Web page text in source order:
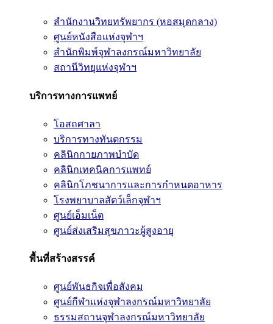
สำนักงานวิทยทรัพยากร (หอสมุดกลาง)
ศูนย์หนังสือแห่งจุฬาฯ
สำนักพิมพ์จุฬาลงกรณ์มหาวิทยาลัย
สถานีวิทยุแห่งจุฬาฯ
บริการทางการแพทย์
โอสถศาลา
บริการทางทันตกรรม
คลินิกกายภาพบำบัด
คลินิกเทคนิคการแพทย์
คลินิกโภชนาการและการกำหนดอาหาร
โรงพยาบาลสัตว์เล็กจุฬาฯ
ศูนย์เอ็มเน็ต
ศูนย์ส่งเสริมสุขภาวะผู้สูงอายุ
พื้นที่สร้างสรรค์
ศูนย์พันธกิจเพื่อสังคม
ศูนย์กีฬาแห่งจุฬาลงกรณ์มหาวิทยาลัย
ธรรมสถานจุฬาลงกรณ์มหาวิทยาลัย